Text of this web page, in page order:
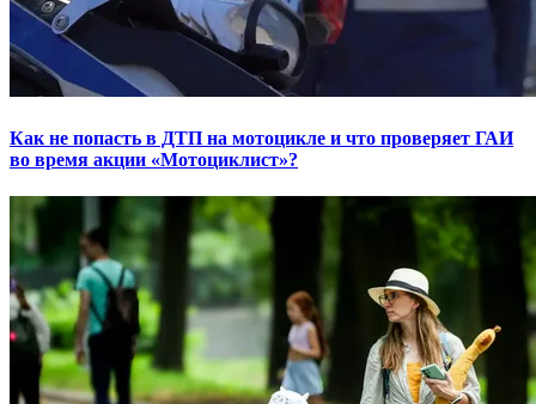
Как не попасть в ДТП на мотоцикле и что проверяет ГАИ
во время акции «Мотоциклист»?